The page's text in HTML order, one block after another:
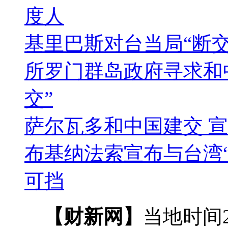
度人
基里巴斯对台当局“断
所罗门群岛政府寻求
交”
萨尔瓦多和中国建交
布基纳法索宣布与台
可挡
【财新网】 当地时